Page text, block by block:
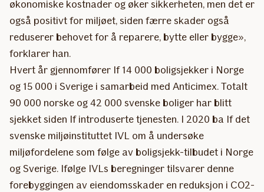
økonomiske kostnader og øker sikkerheten, men det er
også positivt for miljøet, siden færre skader også
reduserer behovet for å reparere, bytte eller bygge»,
forklarer han.
Hvert år gjennomfører If 14 000 boligsjekker i Norge
og 15 000 i Sverige i samarbeid med Anticimex. Totalt
90 000 norske og 42 000 svenske boliger har blitt
sjekket siden If introduserte tjenesten. I 2020 ba If det
svenske miljøinstituttet IVL om å undersøke
miljøfordelene som følge av boligsjekk-tilbudet i Norge
og Sverige. Ifølge IVLs beregninger tilsvarer denne
forebyggingen av eiendomsskader en reduksjon i CO2-